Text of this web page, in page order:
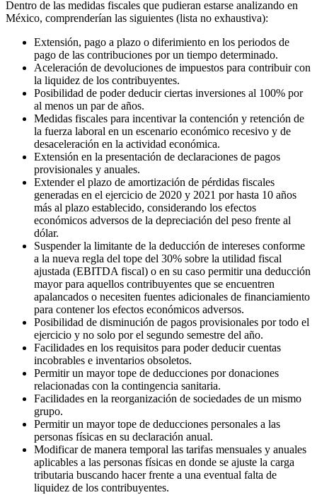
Dentro de las medidas fiscales que pudieran estarse analizando en
México, comprenderían las siguientes (lista no exhaustiva):
Extensión, pago a plazo o diferimiento en los periodos de
pago de las contribuciones por un tiempo determinado.
Aceleración de devoluciones de impuestos para contribuir con
la liquidez de los contribuyentes.
Posibilidad de poder deducir ciertas inversiones al 100% por
al menos un par de años.
Medidas fiscales para incentivar la contención y retención de
la fuerza laboral en un escenario económico recesivo y de
desaceleración en la actividad económica.
Extensión en la presentación de declaraciones de pagos
provisionales y anuales.
Extender el plazo de amortización de pérdidas fiscales
generadas en el ejercicio de 2020 y 2021 por hasta 10 años
más al plazo establecido, considerando los efectos
económicos adversos de la depreciación del peso frente al
dólar.
Suspender la limitante de la deducción de intereses conforme
a la nueva regla del tope del 30% sobre la utilidad fiscal
ajustada (EBITDA fiscal) o en su caso permitir una deducción
mayor para aquellos contribuyentes que se encuentren
apalancados o necesiten fuentes adicionales de financiamiento
para contener los efectos económicos adversos.
Posibilidad de disminución de pagos provisionales por todo el
ejercicio y no solo por el segundo semestre del año.
Facilidades en los requisitos para poder deducir cuentas
incobrables e inventarios obsoletos.
Permitir un mayor tope de deducciones por donaciones
relacionadas con la contingencia sanitaria.
Facilidades en la reorganización de sociedades de un mismo
grupo.
Permitir un mayor tope de deducciones personales a las
personas físicas en su declaración anual.
Modificar de manera temporal las tarifas mensuales y anuales
aplicables a las personas físicas en donde se ajuste la carga
tributaria buscando hacer frente a una eventual falta de
liquidez de los contribuyentes.